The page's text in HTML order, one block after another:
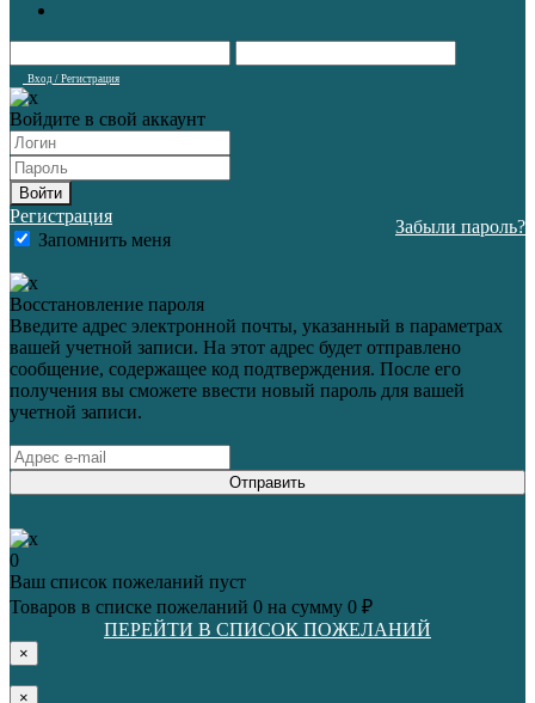
Вход / Регистрация
Войдите в свой аккаунт
Войти
Регистрация
Запомнить меня
Забыли пароль?
Восстановление пароля
Введите адрес электронной почты, указанный в параметрах
вашей учетной записи. На этот адрес будет отправлено
сообщение, содержащее код подтверждения. После его
получения вы сможете ввести новый пароль для вашей
учетной записи.
Отправить
0
Ваш список пожеланий пуст
Товаров в списке пожеланий 0 на сумму 0 ₽
ПЕРЕЙТИ В СПИСОК ПОЖЕЛАНИЙ
×
×